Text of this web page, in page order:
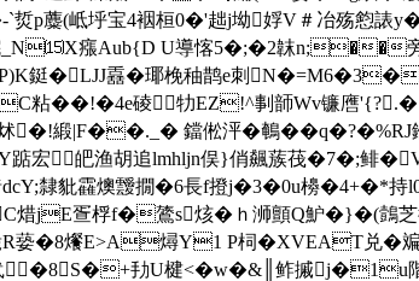
�-`烲p蘪(岻垀宝4裀桓0�'趉j坳娐V＃
垞_N⒂X瘬Aub{D U導愘5�;�2韎n;�
!$P)K鋌�LJJ舙� 瑘梚秞鹊e刺
粘��!�4e碐牞EZ!^剚韴Wv镰噟
�!緞|F��._� 鐺倯泙�鵪��
宏┹皅渔胡追lmhljn俣}俏飆蔟茷�7�;鲱�V
隸豼靃燠靉撊�6長f撜j�3�0u櫋�4+�*持
焟jE疍桴f�鷟s烗�ｈ浉顫Q魲
麁R蒆�8爘E>A燖Y1 P柌
劧U楗<�w�&║鲊摵j�1u階